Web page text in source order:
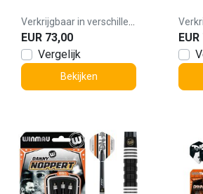
EUR 73,00
Vergelijk
Bekijken